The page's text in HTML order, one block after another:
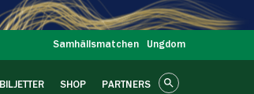
Samhällsmatchen Ungdom
BILJETTER SHOP PARTNERS